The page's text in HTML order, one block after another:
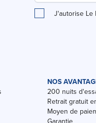
J'autorise Le
NOS
200 nuits
Retrait gratuit
Moyen de
Garantie